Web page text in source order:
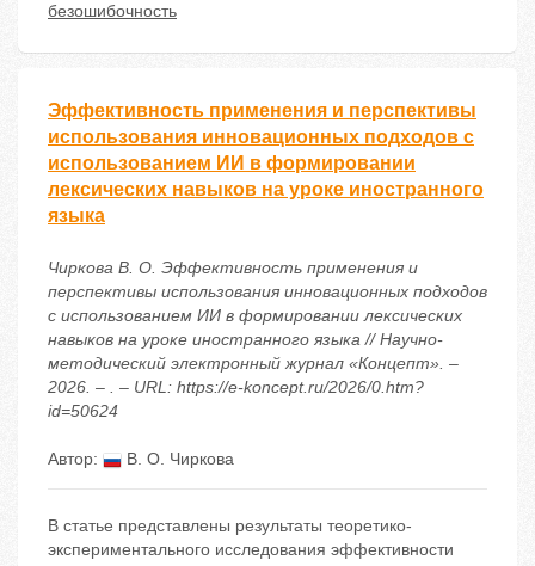
безошибочность
Эффективность применения и перспективы
использования инновационных подходов с
использованием ИИ в формировании
лексических навыков на уроке иностранного
языка
Чиркова В. О. Эффективность применения и
перспективы использования инновационных подходов
с использованием ИИ в формировании лексических
навыков на уроке иностранного языка // Научно-
методический электронный журнал «Концепт». –
2026. – . – URL: https://e-koncept.ru/2026/0.htm?
id=50624
Автор: В. О. Чиркова
В статье представлены результаты теоретико-
экспериментального исследования эффективности